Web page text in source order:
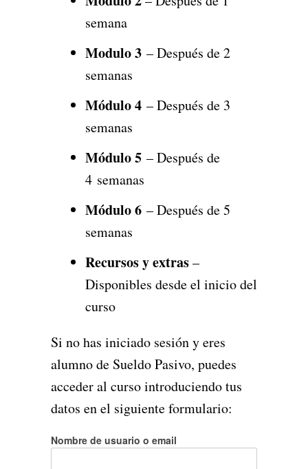
semana
Modulo 3 – Después de 2
semanas
Módulo 4 – Después de 3
semanas
Módulo 5 – Después de
4 semanas
Módulo 6 – Después de 5
semanas
Recursos y extras–
Disponibles desde el inicio del
curso
Si no has iniciado sesión y eres
alumno de Sueldo Pasivo, puedes
acceder al curso introduciendo tus
datos en el siguiente formulario:
Nombre de usuario o email